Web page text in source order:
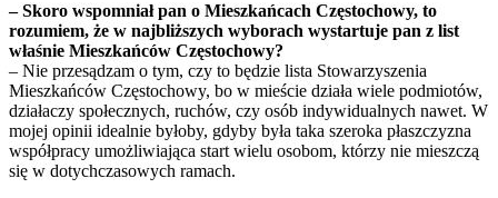
– Skoro wspomniał pan o Mieszkańcach Częstochowy, to
rozumiem, że w najbliższych wyborach wystartuje pan z list
właśnie Mieszkańców Częstochowy?
– Nie przesądzam o tym, czy to będzie lista Stowarzyszenia
Mieszkańców Częstochowy, bo w mieście działa wiele podmiotów,
działaczy społecznych, ruchów, czy osób indywidualnych nawet. W
mojej opinii idealnie byłoby, gdyby była taka szeroka płaszczyzna
współpracy umożliwiająca start wielu osobom, którzy nie mieszczą
się w dotychczasowych ramach.